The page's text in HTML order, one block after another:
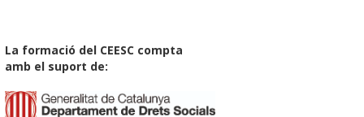
La formació del CEESC compta
amb el suport de: